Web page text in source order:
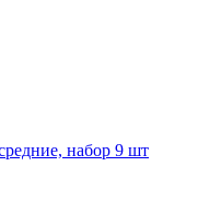
набор 9 шт